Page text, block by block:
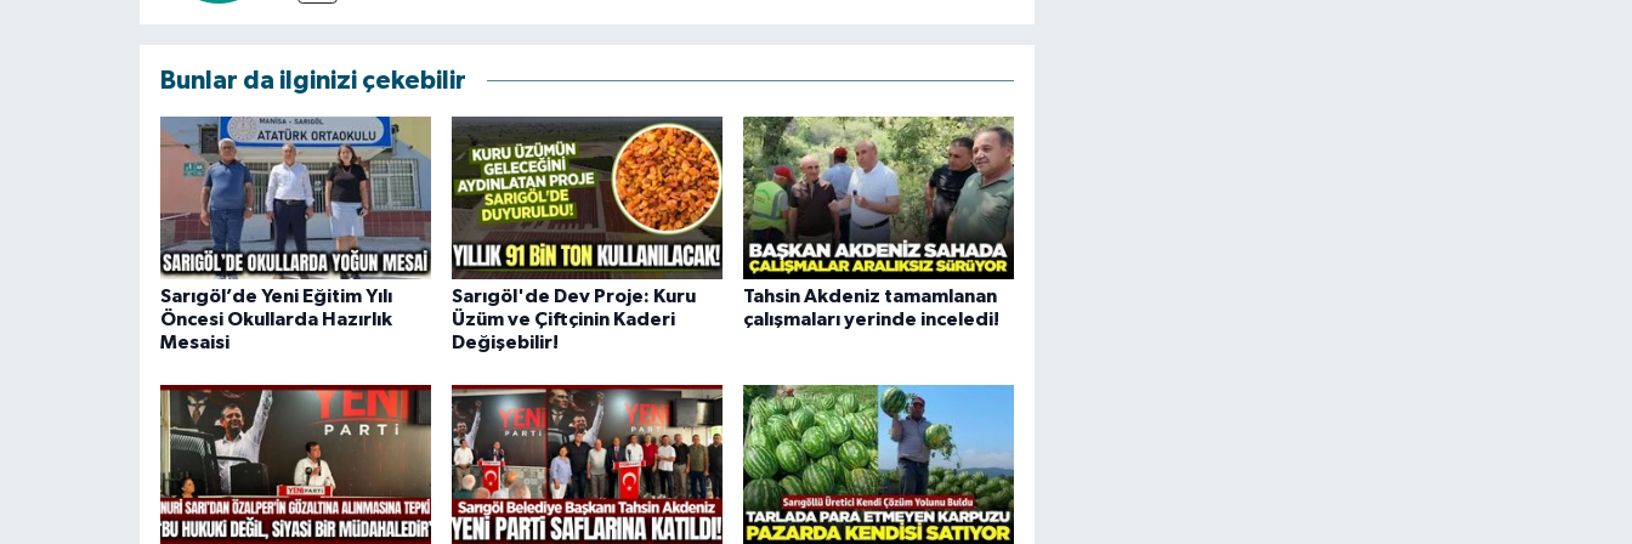
Bunlar da ilginizi çekebilir
Sarıgöl’de Yeni Eğitim Yılı
Öncesi Okullarda Hazırlık
Mesaisi
Sarıgöl'de Dev Proje: Kuru
Üzüm ve Çiftçinin Kaderi
Değişebilir!
Tahsin Akdeniz tamamlanan
çalışmaları yerinde inceledi!